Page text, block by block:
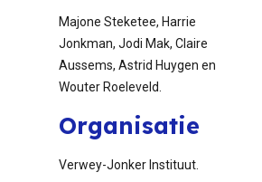
Majone Steketee, Harrie
Jonkman, Jodi Mak, Claire
Aussems, Astrid Huygen en
Wouter Roeleveld.
Organisatie
Verwey-Jonker Instituut.